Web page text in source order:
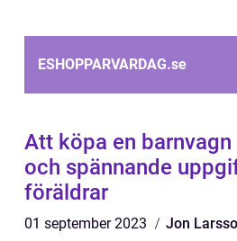
ESHOPPARVARDAG.se
Att köpa en
och spännande
föräldrar
01 september 2023 Jon